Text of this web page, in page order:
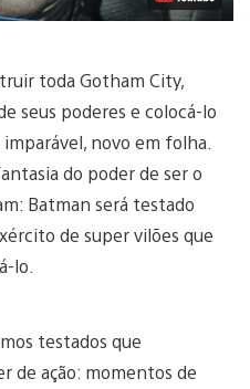
toda Gotham City,
seus poderes e colocá-lo
novo em folha.
do poder de ser o
Batman será testado
de super vilões que
lo.
testados que
de ação: momentos de